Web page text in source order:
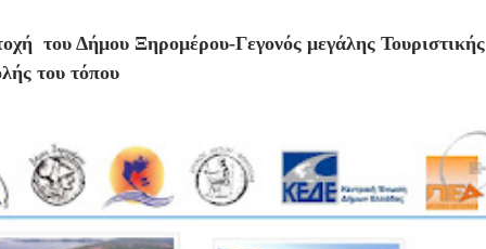
του Δήμου Ξηρομέρου-Γεγονός μεγάλης Τουριστικής
του τόπου